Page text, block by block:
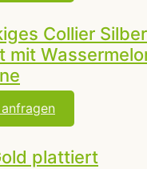
Collier
mit
plattiert